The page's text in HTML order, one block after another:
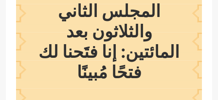
المجلس الثاني
والثلاثون بعد
المائتين: إنا فتَحنا لك
فتحًا مُبينًا